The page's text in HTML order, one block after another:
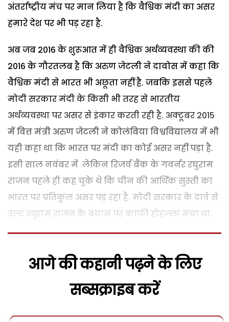
अंतर्राष्ट्रीय मंच पर मान लिया है कि वैश्विक मंदी का असर
हमारे देश पर भी पड़ रहा है.
अब जब 2016 के शुरूआत में ही वैश्विक अर्थव्यवस्था की की
2016 के गौरतलब है कि अरुण जेटली ने दावोस में कहा कि
वैश्विक मंदी से भारत भी अछूता नहीं है. जबकि इससे पहले
मोदी सरकार मंदी के किसी भी तरह से भारतीय
अर्थव्यवस्था पर असर से इंकार करती रही है. अक्टूबर 2015
में वित्त मंत्री अरुण जेटली ने कोलंबिया विश्वविद्यालय में भी
यही कहा था कि भारत पर मंदी का कोई असर नहीं पड़ा है.
इसी साल नवंबर में लेकिन रिजर्व बैंक के गवर्नर रघुराम
राजन पहले ही कह चुके थे कि चीन की आर्थिक सुस्ती का
भारत पर प्रतिकूल असर पड़ रहा है. मोदी सरकार के दावे से
उल्ट रधुराम राजन के बयान पर काफी होहल्ला मचा था.
आगे की कहानी पढ़ने के लिए
सब्सक्राइब करें